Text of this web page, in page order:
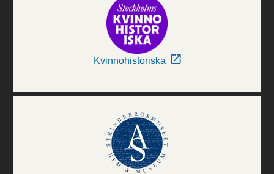
Kvinnohistoriska